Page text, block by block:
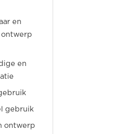
en
ontwerp
en
gebruik
ontwerp